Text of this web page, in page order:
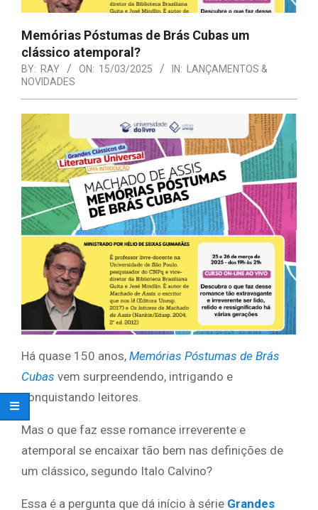
Memórias Póstumas de Brás Cubas um
clássico atemporal?
BY: RAY ON: 15/03/2025 IN: LANÇAMENTOS &
NOVIDADES
Há quase 150 anos, Memórias Póstumas de Brás
Cubas vem surpreendendo, intrigando e
conquistando leitores.
Mas o que faz esse romance irreverente e
atemporal se encaixar tão bem nas definições de
um clássico, segundo Italo Calvino?
Essa é a pergunta que dá início à série Grandes